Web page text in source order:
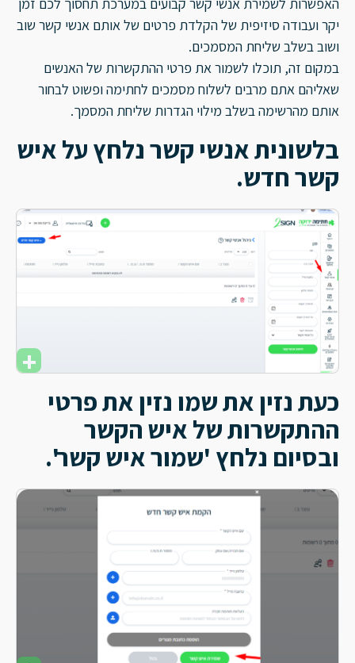
מדריך למשתמש המתחיל
ניהול אנשי קשר
סבב חתימות
הגדרות מנוי והתראות
ניהול מסמכים וארכיון
הגדרת חותמת וחתימה
אימות זהות החותם
פעולות נוספות
יקר ועבודה סיזיפית של הקלדת פרטים של אותם אנשי קשר שוב
ושוב בשלב שליחת המסמכים.
במקום זה, תוכלו לשמור את פרטי ההתקשרות של האנשים
שאליהם אתם מרבים לשלוח מסמכים לחתימה ופשוט לבחור
אותם מהרשימה בשלב מילוי הגדרות שליחת המסמך.
בלשונית אנשי קשר נלחץ על איש
קשר חדש.
כעת נזין את שמו נזין את פרטי
ההתקשרות של איש הקשר
ובסיום נלחץ 'שמור איש קשר'.